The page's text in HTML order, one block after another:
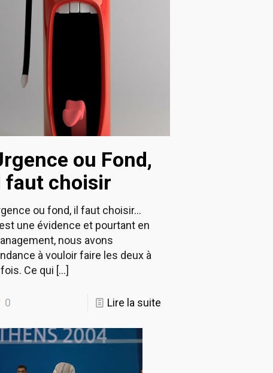
ou Fond,
faut choisir
ou fond, il faut choisir…
une évidence et pourtant en
nous avons
à vouloir faire les deux à
fois. Ce qui […]
0 Lire la suite